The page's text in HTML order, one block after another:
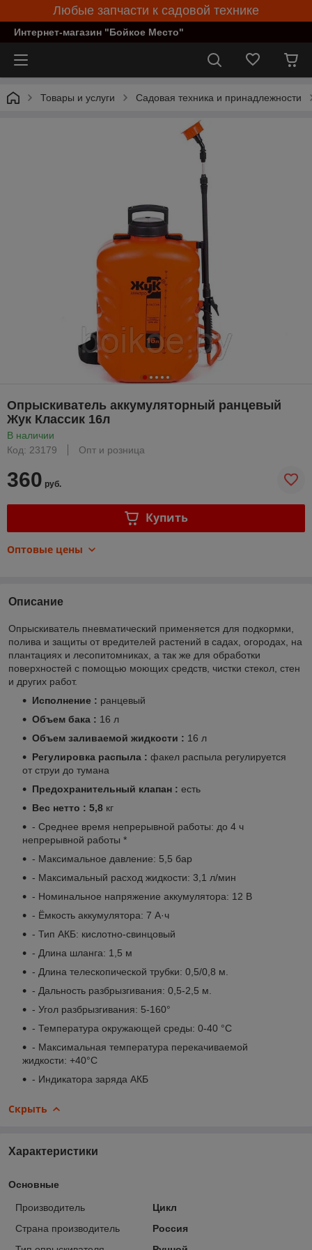
Любые запчасти к садовой технике
Интернет-магазин "Бойкое Место"
Товары и услуги Садовая техника и принадлежности
Опрыскиватель аккумуляторный ранцевый
Жук Классик 16л
В наличии
Код: 23179
Опт и розница
360 руб.
Купить
Оптовые цены
Описание
Опрыскиватель пневматический применяется для подкормки,
полива и защиты от вредителей растений в садах, огородах, на
плантациях и лесопитомниках, а так же для обработки
поверхностей с помощью моющих средств, чистки стекол, стен
и других работ.
Исполнение : ранцевый
Объем бака : 16 л
Объем заливаемой жидкости : 16 л
Регулировка распыла : факел распыла регулируется
от струи до тумана
Предохранительный клапан : есть
Вес нетто : 5,8 кг
- Среднее время непрерывной работы: до 4 ч
непрерывной работы *
- Максимальное давление: 5,5 бар
- Максимальный расход жидкости: 3,1 л/мин
- Номинальное напряжение аккумулятора: 12 В
- Ёмкость аккумулятора: 7 А·ч
- Тип АКБ: кислотно-свинцовый
- Длина шланга: 1,5 м
- Длина телескопической трубки: 0,5/0,8 м.
- Дальность разбрызгивания: 0,5-2,5 м.
- Угол разбрызгивания: 5-160°
- Температура окружающей среды: 0-40 °С
- Максимальная температура перекачиваемой
жидкости: +40°С
- Индикатора заряда АКБ
Скрыть
Характеристики
Основные
Производитель
Цикл
Страна производитель
Россия